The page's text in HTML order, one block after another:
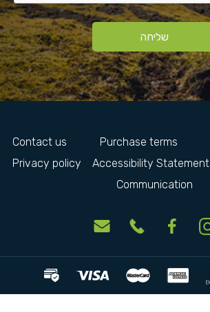
שליחה
Contact us Purchase terms
Privacy policy
Accessibility Statement
Communication